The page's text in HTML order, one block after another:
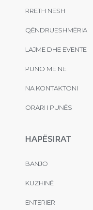
RRETH NESH
QËNDRUESHMËRIA
LAJME DHE EVENTE
PUNO ME NE
NA KONTAKTONI
ORARI I PUNËS
HAPËSIRAT
BANJO
KUZHINË
ENTERIER